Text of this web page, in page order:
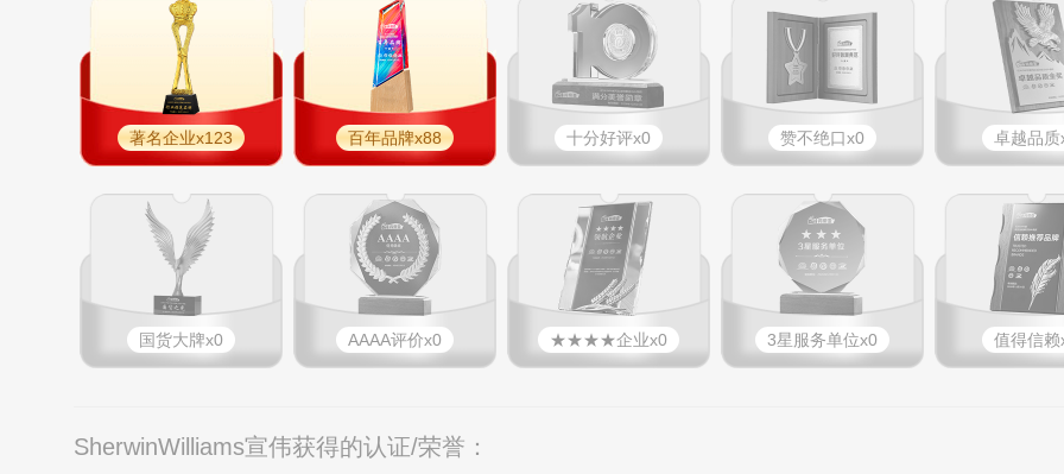
著名企业x123 百年品牌x88 十分好评x0 赞不绝口x0 卓越品质
国货大牌x0 AAAA评价x0 ★★★★企业x0 3星服务单位x0 值得信赖
SherwinWilliams宣伟获得的认证/荣誉：